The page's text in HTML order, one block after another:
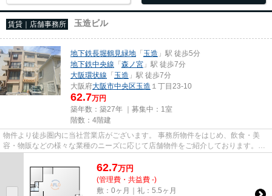
賃貸｜店舗事務所 玉造ビル
地下鉄長堀鶴見緑地 「玉造 」駅 徒歩5分
地下鉄中央線 「森ノ宮 」駅 徒歩7分
大阪環状線 「玉造 」駅 徒歩7分
大阪府大阪市中央区玉造 １丁目23-10
62.7万円
築年数：築27年 ｜募集中： 1室
階数：4階建
物件より徒歩圏内に当社営業店がございます。 事務所物件をはじめ、飲食・美
容・物販などの様々な業種のニーズに応じて店舗物件をご紹介しております。
尚、弊社ではおとり広告は一切...
62.7万円
(管理費・共益費 -)
敷：0ヶ月｜礼：5.5ヶ月